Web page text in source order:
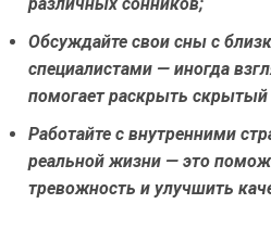
Обсуждайте свои сны с
специалистами — иногда
помогает раскрыть
Работайте с внутренними
реальной жизни — это
тревожность и улучшить